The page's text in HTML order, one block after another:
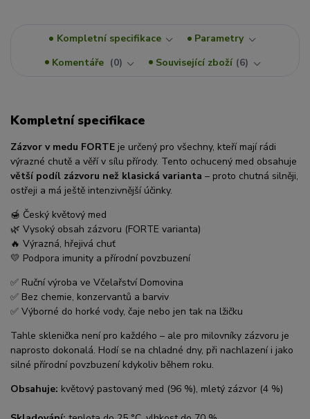
Kompletní specifikace
Parametry
Komentáře
0 Související zboží 6
Kompletní specifikace
Zázvor v medu FORTE je určený pro všechny, kteří mají rádi
výrazné chutě a věří v sílu přírody. Tento ochucený med obsahuje
větší podíl zázvoru než klasická varianta – proto chutná silněji,
ostřeji a má ještě intenzivnější účinky.
🍯 Český květový med
🌿 Vysoký obsah zázvoru (FORTE varianta)
🔥 Výrazná, hřejivá chuť
💛 Podpora imunity a přírodní povzbuzení
✅ Ruční výroba ve Včelařství Domovina
✅ Bez chemie, konzervantů a barviv
✅ Výborné do horké vody, čaje nebo jen tak na lžičku
Tahle sklenička není pro každého – ale pro milovníky zázvoru je
naprosto dokonalá. Hodí se na chladné dny, při nachlazení i jako
silné přírodní povzbuzení kdykoliv během roku.
Obsahuje: květový pastovaný med (96 %), mletý zázvor (4 %)